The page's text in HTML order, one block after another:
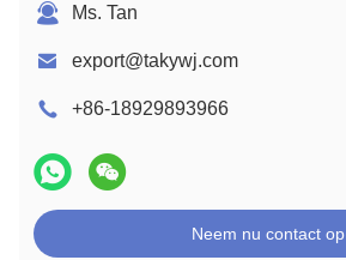
Ms. Tan
export@takywj.com
+86-18929893966
Neem nu contact op